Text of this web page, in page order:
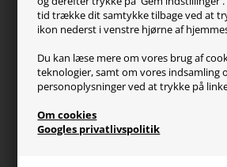
tid trække dit samtykke tilbage ved at
ikon nederst i venstre hjørne af
Du kan læse mere om vores brug af
teknologier, samt om vores indsamling
personoplysninger ved at trykke på
Om cookies
Googles privatlivspolitik
Handelsvilkår
Reklamation
Generel info
Om os
Fragt og levering